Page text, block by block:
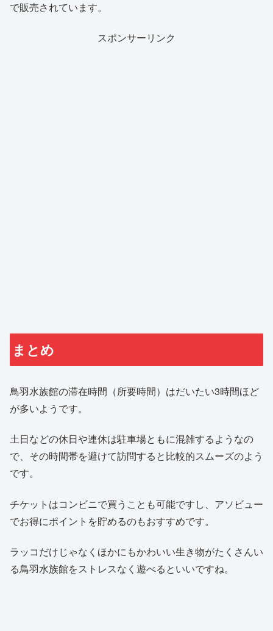
で販売されています。
スポンサーリンク
まとめ
鳥羽水族館の滞在時間（所要時間）はだいたい3時間ほど
が多いようです。
土日などの休日や連休は駐車場ともに混雑するようなの
で、その時間帯を避けて訪問すると比較的スムーズのよう
です。
チケットはコンビニで買うことも可能ですし、アソビュー
でお得にポイントを貯めるのもおすすめです。
ラッコだけじゃなくほかにもかわいい生き物がたくさんい
る鳥羽水族館をストレスなく遊べるといいですね。